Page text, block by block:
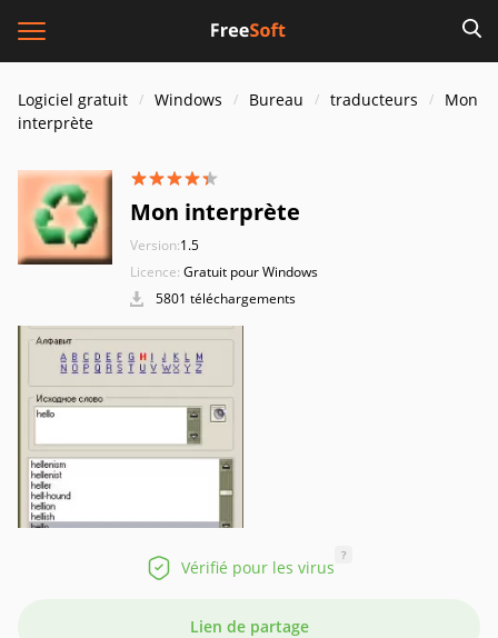
Logiciel gratuit Windows Bureau traducteurs
Mon
interprète
Mon interprète
Version:1.5
Licence: Gratuit pour Windows
5801 téléchargements
Vérifié pour les virus
?
Lien de partage